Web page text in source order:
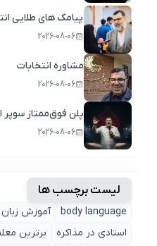
پیامک های طلایی انتخابات
2026-08-06
مشاوره انتخابات
2026-08-06
پلن فوق‌ممتاز سوپر
2026-08-06
لیست برچسب ها
body language آموزش زبان بدن
استادی در مذاکره
برترین معلم